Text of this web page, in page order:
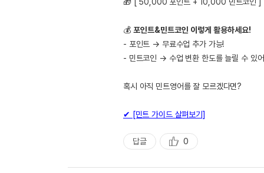
💰 포인트&민트코인 이렇게 활용하세요!
- 포인트 → 무료수업 추가 가능!
- 민트코인 → 수업 변환 한도를 늘릴 수 있
혹시 아직 민트영어를 잘 모르겠다면?
✔ [민트 가이드 살펴보기]
답글
추
천
0